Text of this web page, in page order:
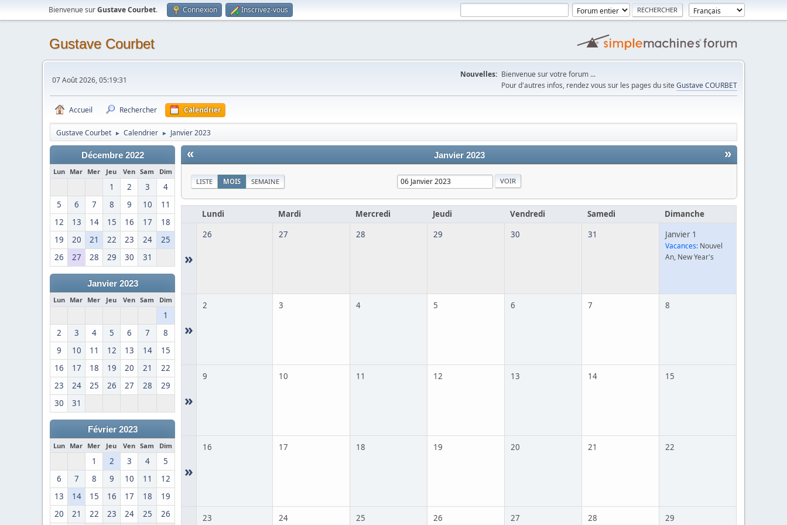
Bienvenue surGustave Courbet. Connexion Inscrivez-vous
Gustave Courbet
07 Août 2026, 05:19:31
Nouvelles: Bienvenue sur votre forum ...
Pour d'autres infos, rendez vous sur les pages du site Gustave COURBET
Accueil Rechercher Calendrier
Gustave Courbet ► Calendrier ► Janvier 2023
Décembre 2022
Lun Mar Mer Jeu Ven Sam Dim
1 2 3
4
5
6 7 8 9 10
11
12
13 14 15 16 17
18
19
20 21 22 23 24
25
26
27 28 29 30 31
Janvier 2023
Lun Mar Mer Jeu Ven Sam Dim
1
2
3 4 5 6 7
8
9
10 11 12 13 14
15
16
17 18 19 20 21
22
23
24 25 26 27 28
29
30
31
Février 2023
Lun Mar Mer Jeu Ven Sam Dim
1 2 3 4
5
6
7 8 9 10 11
12
13
14 15 16 17 18
19
20
21 22 23 24 25 26
« »
Janvier 2023
LISTE MOIS SEMAINE
Lundi Mardi Mercredi Jeudi Vendredi Samedi Dimanche
»
26 27 28 29 30 31 Janvier 1
Vacances: Nouvel
An, New Year's
»
2 3 4 5 6 7 8
»
9 10 11 12 13 14 15
»
16 17 18 19 20 21 22
23 24 25 26 27 28 29